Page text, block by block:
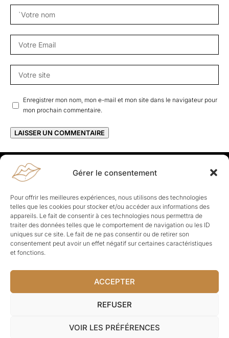
Gérer le consentement
Pour offrir les meilleures expériences, nous utilisons des technologies
telles que les cookies pour stocker et/ou accéder aux informations des
appareils. Le fait de consentir à ces technologies nous permettra de
traiter des données telles que le comportement de navigation ou les ID
uniques sur ce site. Le fait de ne pas consentir ou de retirer son
consentement peut avoir un effet négatif sur certaines caractéristiques
et fonctions.
ACCEPTER
REFUSER
VOIR LES PRÉFÉRENCES
Enregistrer mon nom, mon e-mail et mon site dans le navigateur pour
mon prochain commentaire.
Rapporteuses
À propos de Rapporteuses :Rapporteuses, c’est l’histoire de
Parisiennes, bien dans leurs baskets qui aiment rapporter ce qui leur
cause, leur apporte et leur rapporte !
Les Topics
Société Politique Business Culture
Sport
Lifestyle